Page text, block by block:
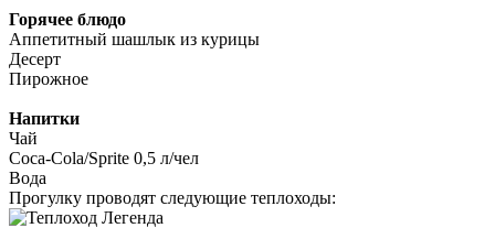
Горячее блюдо
Аппетитный шашлык из курицы
Десерт
Пирожное
Напитки
Чай
Coca-Cola/Sprite 0,5 л/чел
Вода
Прогулку проводят следующие теплоходы: